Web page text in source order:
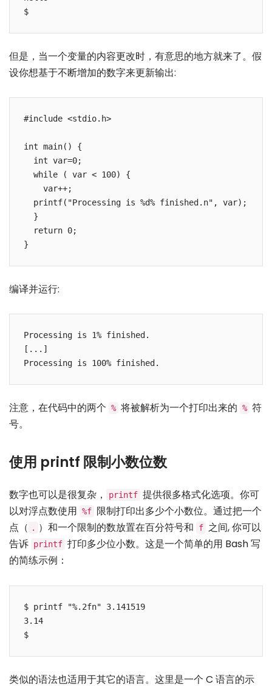
但是，当一个变量的内容更改时，有意思的地方就来了。假
设你想基于不断增加的数字来更新输出:
#include <stdio.h>
int main() {
  int var=0;
  while ( var < 100) {
    var++;
  printf("Processing is %d% finished.n", var);
  }
  return 0;
编译并运行:
Processing is 1% finished.
[...]
注意，在代码中的两个 % 将被解析为一个打印出来的 % 符
号。
使用 printf 限制小数位数
数字也可以是很复杂， printf 提供很多格式化选项。你可
以对浮点数使用 %f 限制打印出多少个小数位。通过把一个
点（ . ）和一个限制的数放置在百分符号和 f 之间, 你可以
告诉 printf 打印多少位小数。这是一个简单的用 Bash 写
的简练示例：
$ printf "%.2fn" 3.141519
3.14
类似的语法也适用于其它的语言。这里是一个 C 语言的示